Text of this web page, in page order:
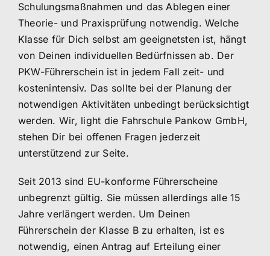
Schulungsmaßnahmen und das Ablegen einer
Theorie- und Praxisprüfung notwendig. Welche
Klasse für Dich selbst am geeignetsten ist, hängt
von Deinen individuellen Bedürfnissen ab. Der
PKW-Führerschein ist in jedem Fall zeit- und
kostenintensiv. Das sollte bei der Planung der
notwendigen Aktivitäten unbedingt berücksichtigt
werden. Wir, light die Fahrschule Pankow GmbH,
stehen Dir bei offenen Fragen jederzeit
unterstützend zur Seite.
Seit 2013 sind EU-konforme Führerscheine
unbegrenzt gültig. Sie müssen allerdings alle 15
Jahre verlängert werden. Um Deinen
Führerschein der Klasse B zu erhalten, ist es
notwendig, einen Antrag auf Erteilung einer